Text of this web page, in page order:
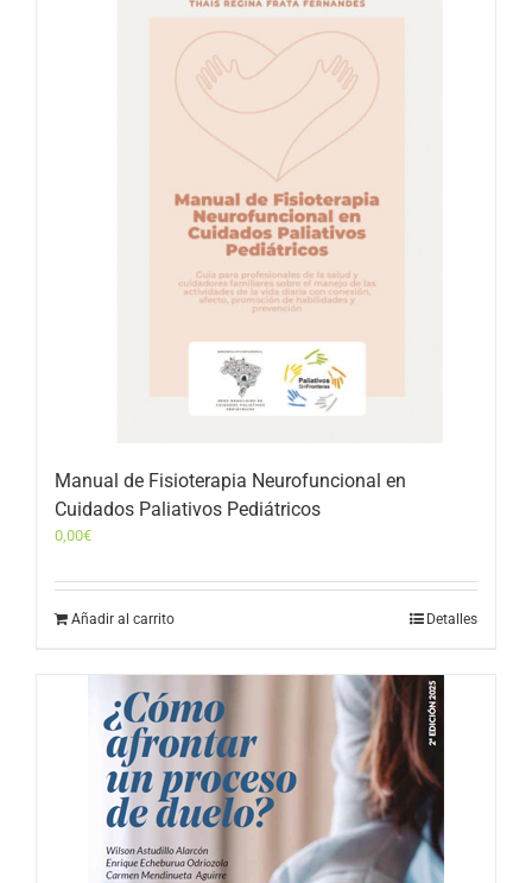
Manual de Fisioterapia Neurofuncional en
Cuidados Paliativos Pediátricos
0,00€
Añadir al carrito Detalles